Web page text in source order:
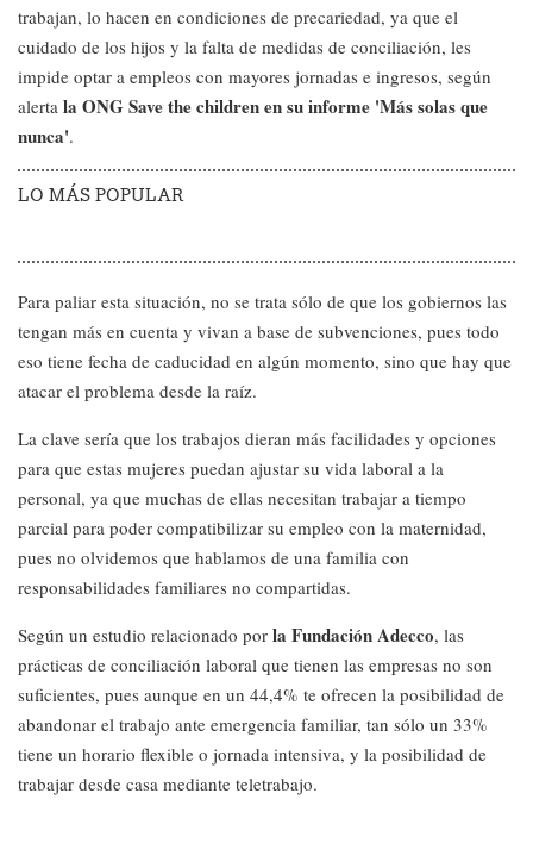
trabajan, lo hacen en condiciones de precariedad, ya que el
cuidado de los hijos y la falta de medidas de conciliación, les
impide optar a empleos con mayores jornadas e ingresos, según
alerta la ONG Save the children en su informe 'Más solas que
nunca'.
LO MÁS POPULAR
Para paliar esta situación, no se trata sólo de que los gobiernos las
tengan más en cuenta y vivan a base de subvenciones, pues todo
eso tiene fecha de caducidad en algún momento, sino que hay que
atacar el problema desde la raíz.
La clave sería que los trabajos dieran más facilidades y opciones
para que estas mujeres puedan ajustar su vida laboral a la
personal, ya que muchas de ellas necesitan trabajar a tiempo
parcial para poder compatibilizar su empleo con la maternidad,
pues no olvidemos que hablamos de una familia con
responsabilidades familiares no compartidas.
Según un estudio relacionado por la Fundación Adecco, las
prácticas de conciliación laboral que tienen las empresas no son
suficientes, pues aunque en un 44,4% te ofrecen la posibilidad de
abandonar el trabajo ante emergencia familiar, tan sólo un 33%
tiene un horario flexible o jornada intensiva, y la posibilidad de
trabajar desde casa mediante teletrabajo.